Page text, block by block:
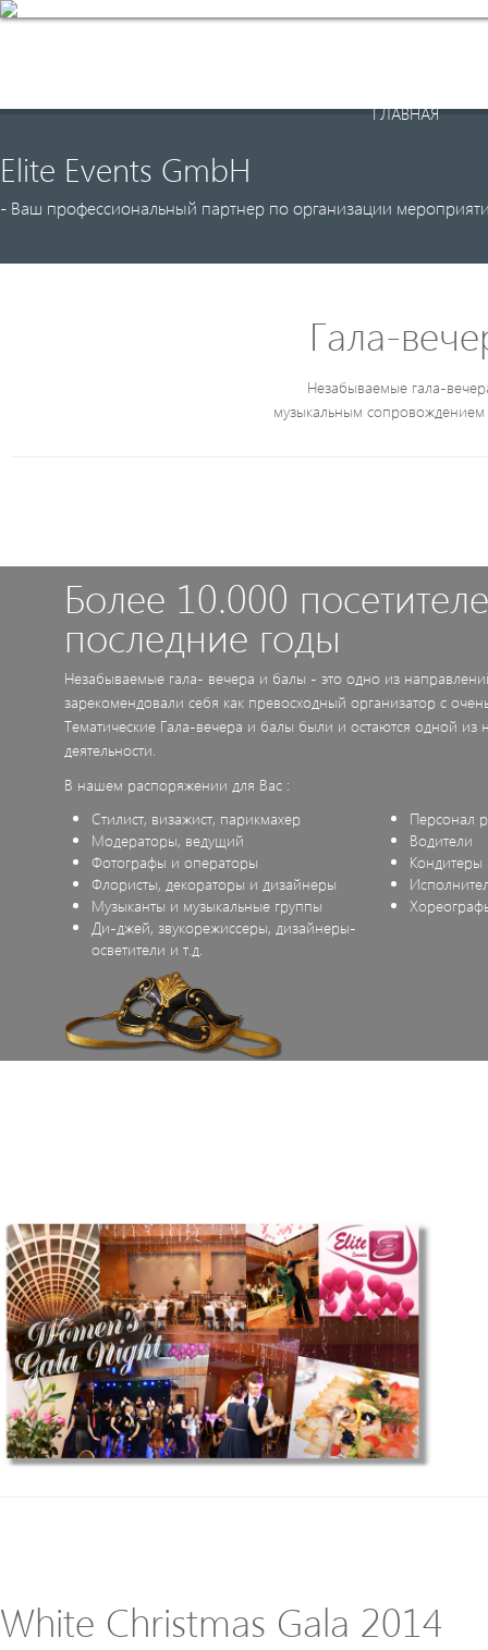
ГЛАВНАЯ
Elite Events GmbH
- Ваш профессиональный партнер по организации
Гала-
Незабываемые гала-
музыкальным
Более 10.000
последние годы
Незабываемые гала- вечера и балы - это одно из
зарекомендовали себя как превосходный организатор с
Тематические Гала-вечера и балы были и остаются одной
деятельности.
В нашем распоряжении для Вас :
Стилист, визажист, парикмахер
Модераторы, ведущий
Фотографы и операторы
Флористы, декораторы и дизайнеры
Музыканты и музыкальные группы
Ди-джей, звукорежиссеры, дизайнеры-
осветители и т.д.
Персонал
Водители
Кондитеры
White Christmas Gala 2014